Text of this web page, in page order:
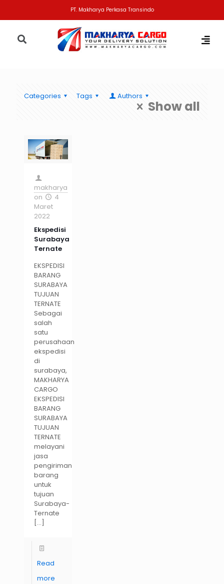
PT. Makharya Perkasa Transindo
Categories Tags Authors
Show all
makharya
on
4
Maret
2022
Ekspedisi
Surabaya
Ternate
EKSPEDISI
BARANG
SURABAYA
TUJUAN
TERNATE
Sebagai
salah
satu
perusahaan
ekspedisi
di
surabaya,
MAKHARYA
CARGO
EKSPEDISI
BARANG
SURABAYA
TUJUAN
TERNATE
melayani
jasa
pengiriman
barang
untuk
tujuan
Surabaya-
Ternate
[…]
Read
more